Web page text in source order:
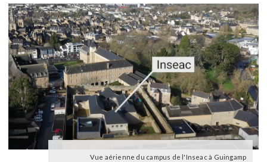
Vue aérienne du campus de l'Inseac à Guingamp